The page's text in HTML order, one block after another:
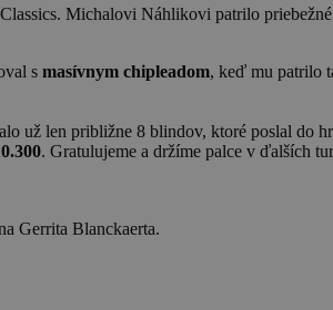
Michalovi Náhlikovi patrilo priebežné
s masívnym chipleadom, keď mu patrilo
už len približne 8 blindov, ktoré poslal do
. Gratulujeme a držíme palce v ďalších
Gerrita Blanckaerta.